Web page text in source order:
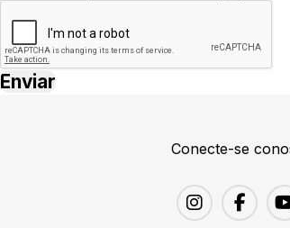
Conecte-se